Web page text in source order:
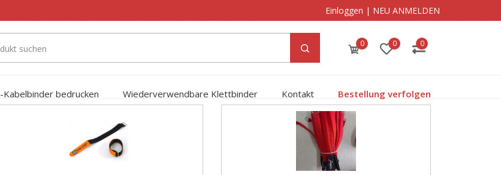
Einloggen | NEU ANMELDEN
0 0 0
bedrucken Wiederverwendbare Klettbinder Kontakt Bestellung verfolgen